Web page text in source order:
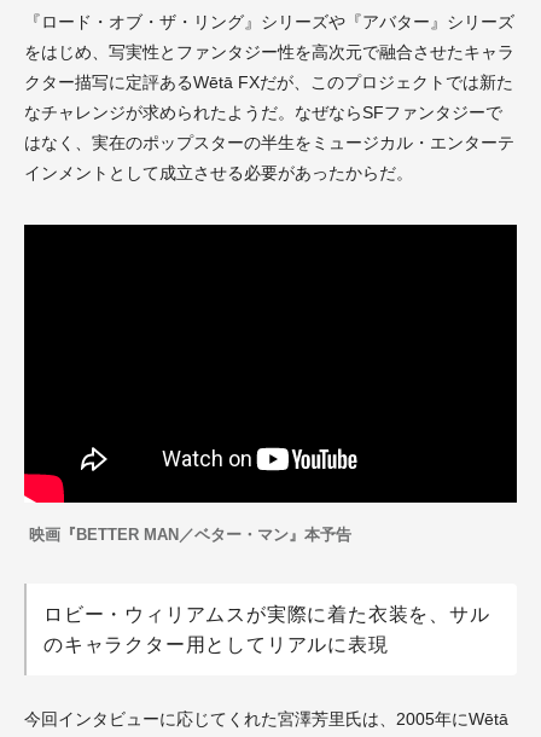
『ロード・オブ・ザ・リング』シリーズや『アバター』シリーズ
をはじめ、写実性とファンタジー性を高次元で融合させたキャラ
クター描写に定評あるWētā FXだが、このプロジェクトでは新た
なチャレンジが求められたようだ。なぜならSFファンタジーで
はなく、実在のポップスターの半生をミュージカル・エンターテ
インメントとして成立させる必要があったからだ。
映画『BETTER MAN／ベター・マン』本予告
ロビー・ウィリアムスが実際に着た衣装を、サル
のキャラクター用としてリアルに表現
今回インタビューに応じてくれた宮澤芳里氏は、2005年にWētā